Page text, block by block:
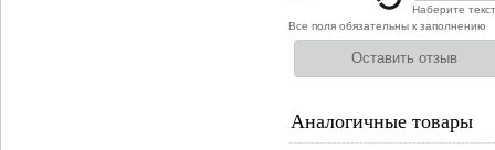
Наберите
Все поля обязательны к заполнению
Аналогичные товары